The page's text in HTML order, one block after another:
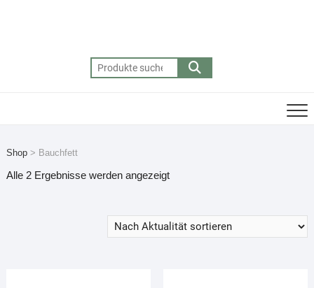
Suchen
nach:
Shop> Bauchfett
Alle 2 Ergebnisse werden angezeigtNach